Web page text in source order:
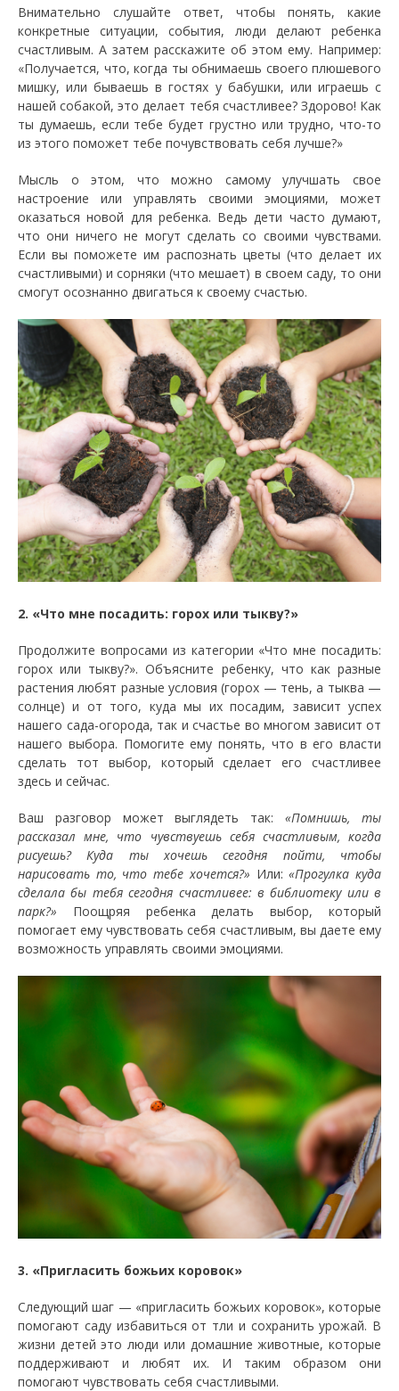
Внимательно слушайте ответ, чтобы понять, какие
конкретные ситуации, события, люди делают ребенка
счастливым. А затем расскажите об этом ему. Например:
«Получается, что, когда ты обнимаешь своего плюшевого
мишку, или бываешь в гостях у бабушки, или играешь с
нашей собакой, это делает тебя счастливее? Здорово! Как
ты думаешь, если тебе будет грустно или трудно, что-то
из этого поможет тебе почувствовать себя лучше?»
Мысль о этом, что можно самому улучшать свое
настроение или управлять своими эмоциями, может
оказаться новой для ребенка. Ведь дети часто думают,
что они ничего не могут сделать со своими чувствами.
Если вы поможете им распознать цветы (что делает их
счастливыми) и сорняки (что мешает) в своем саду, то они
смогут осознанно двигаться к своему счастью.
2. «Что мне посадить: горох или тыкву?»
Продолжите вопросами из категории «Что мне посадить:
горох или тыкву?». Объясните ребенку, что как разные
растения любят разные условия (горох — тень, а тыква —
солнце) и от того, куда мы их посадим, зависит успех
нашего сада-огорода, так и счастье во многом зависит от
нашего выбора. Помогите ему понять, что в его власти
сделать тот выбор, который сделает его счастливее
здесь и сейчас.
Ваш разговор может выглядеть так:«Помнишь, ты
рассказал мне, что чувствуешь себя счастливым, когда
рисуешь? Куда ты хочешь сегодня пойти, чтобы
нарисовать то, что тебе хочется?» Или:«Прогулка куда
сделала бы тебя сегодня счастливее: в библиотеку или в
парк?» Поощряя ребенка делать выбор, который
помогает ему чувствовать себя счастливым, вы даете ему
возможность управлять своими эмоциями.
3. «Пригласить божьих коровок»
Следующий шаг — «пригласить божьих коровок», которые
помогают саду избавиться от тли и сохранить урожай. В
жизни детей это люди или домашние животные, которые
поддерживают и любят их. И таким образом они
помогают чувствовать себя счастливыми.